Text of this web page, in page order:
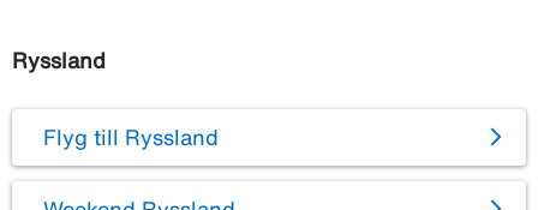
Ryssland
Flyg till Ryssland